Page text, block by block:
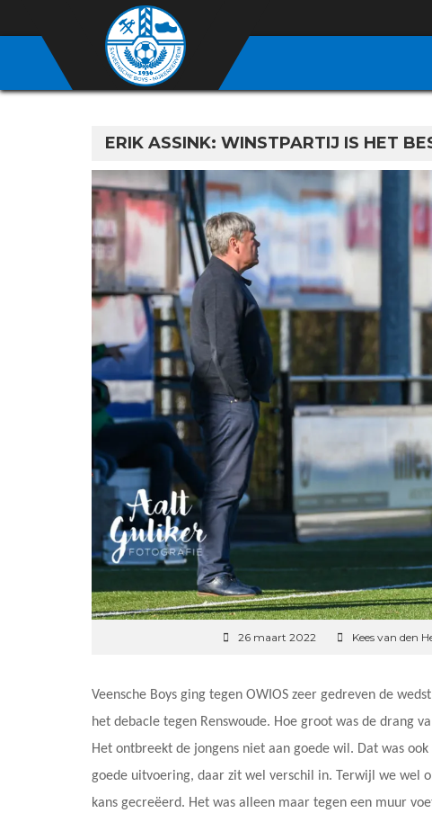
ERIK ASSINK: WINSTPARTIJ IS HET
26 maart 2022 Kees van den
Veensche Boys ging tegen OWIOS zeer gedreven de
het debacle tegen Renswoude. Hoe groot was de drang
Het ontbreekt de jongens niet aan goede wil. Dat was
goede uitvoering, daar zit wel verschil in. Terwijl we wel
kans gecreëerd. Het was alleen maar tegen een muur